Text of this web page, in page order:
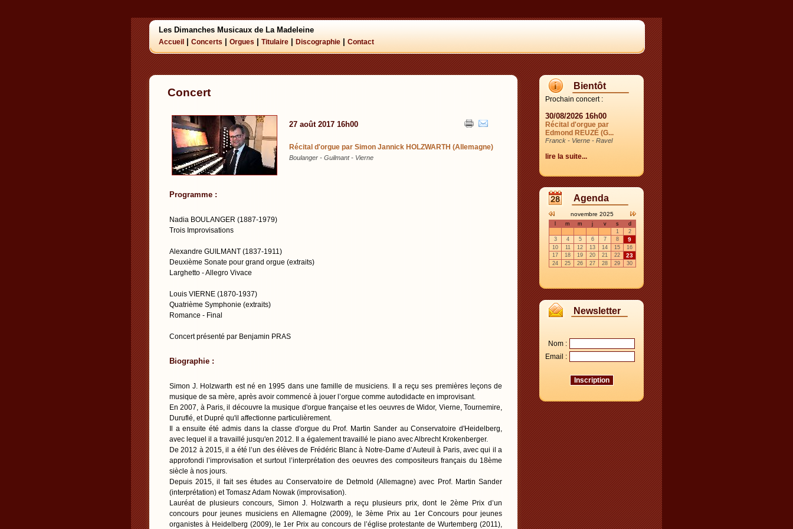
Les Dimanches Musicaux de La Madeleine
Accueil Concerts Orgues Titulaire Discographie Contact
Concert
27 août 2017 16h00
Récital d'orgue par Simon Jannick HOLZWARTH (Allemagne)
Boulanger - Guilmant - Vierne
Programme :
Nadia BOULANGER (1887-1979)
Trois Improvisations
Alexandre GUILMANT (1837-1911)
Deuxième Sonate pour grand orgue (extraits)
Larghetto - Allegro Vivace
Louis VIERNE (1870-1937)
Quatrième Symphonie (extraits)
Romance - Final
Concert présenté par Benjamin PRAS
Biographie :
Simon J. Holzwarth est né en 1995 dans une famille de musiciens. Il a reçu ses premières leçons de
musique de sa mère, après avoir commencé à jouer l’orgue comme autodidacte en improvisant.
En 2007, à Paris, il découvre la musique d'orgue française et les oeuvres de Widor, Vierne, Tournemire,
Duruflé, et Dupré qu'il affectionne particulièrement.
Il a ensuite été admis dans la classe d'orgue du Prof. Martin Sander au Conservatoire d'Heidelberg,
avec lequel il a travaillé jusqu'en 2012. Il a également travaillé le piano avec Albrecht Krokenberger.
De 2012 à 2015, il a été l’un des élèves de Frédéric Blanc à Notre-Dame d’Auteuil à Paris, avec qui il a
approfondi l’improvisation et surtout l’interprétation des oeuvres des compositeurs français du 18ème
siècle à nos jours.
Depuis 2015, il fait ses études au Conservatoire de Detmold (Allemagne) avec Prof. Martin Sander
(interprétation) et Tomasz Adam Nowak (improvisation).
Lauréat de plusieurs concours, Simon J. Holzwarth a reçu plusieurs prix, dont le 2ème Prix d’un
concours pour jeunes musiciens en Allemagne (2009), le 3ème Prix au 1er Concours pour jeunes
organistes à Heidelberg (2009), le 1er Prix au concours de l’église protestante de Wurtemberg (2011),
Bientôt
Prochain concert :
30/08/2026 16h00
Récital d'orgue par
Edmond REUZÉ (G...
Franck - Vierne - Ravel
lire la suite...
Agenda
novembre 2025
m m j v s
d
1
2
3
4 5 6 7 8 9
10 11 12 13 14 15
16
17
18 19 20 21 22 23
24 25 26 27 28 29 30
Newsletter
Nom :
Email :